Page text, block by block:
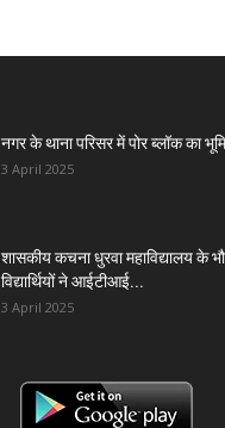
नगर के थाना परिसर में पोर ब्लॉक का
3 April 2025
शासकीय कचना धुरवा महाविद्यालय के
विद्यार्थियों ने आईटीआई...
3 April 2025